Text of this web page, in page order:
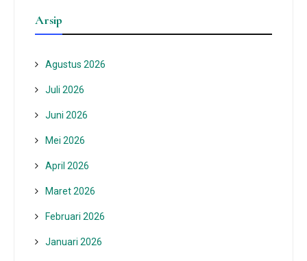
Arsip
Agustus 2026
Juli 2026
Juni 2026
Mei 2026
April 2026
Maret 2026
Februari 2026
Januari 2026